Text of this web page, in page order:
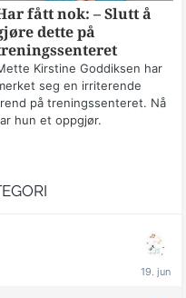
fått nok: – Slutt å
dette på
Kirstine Goddiksen har
seg en irriterende
på treningssenteret. Nå
hun et oppgjør.